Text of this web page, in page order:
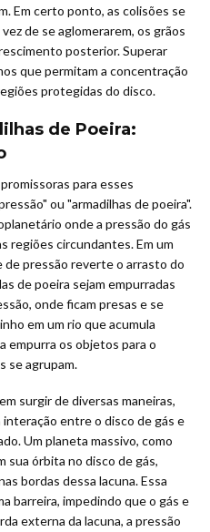
Em certo ponto, as colisões se
de se aglomerarem, os grãos
posterior. Superar
que permitam a concentração
protegidas do disco.
de Poeira:
para esses
ou "armadilhas de poeira".
onde a pressão do gás
regiões circundantes. Em um
de pressão reverte o arrasto do
de poeira sejam empurradas
onde ficam presas e se
em um rio que acumula
os objetos para o
se agrupam.
surgir de diversas maneiras,
interação entre o disco de gás e
Um planeta massivo, como
sua órbita no disco de gás,
bordas dessa lacuna. Essa
barreira, impedindo que o gás e
externa da lacuna, a pressão